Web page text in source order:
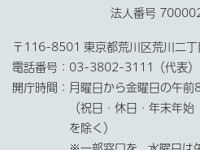
法人番号
〒116-8501 東京都荒川区荒川二
電話番号： 03-3802-3111（代表）
開庁時間： 月曜日から金曜日の午
（祝日・休日・年末年
を除く）